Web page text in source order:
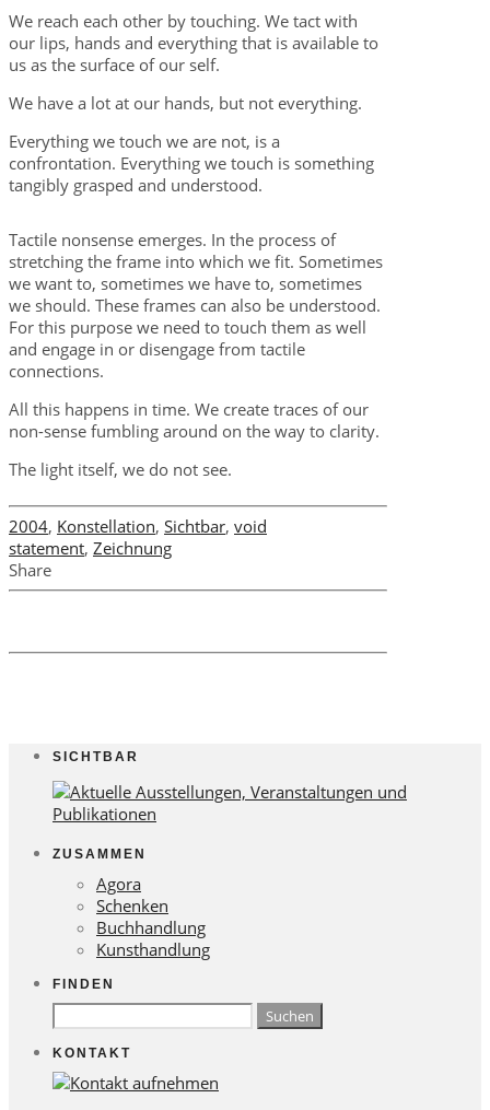
We reach each other by touching. We tact with
our lips, hands and everything that is available to
us as the surface of our self.
We have a lot at our hands, but not everything.
Everything we touch we are not, is a
confrontation. Everything we touch is something
tangibly grasped and understood.
Tactile nonsense emerges. In the process of
stretching the frame into which we fit. Sometimes
we want to, sometimes we have to, sometimes
we should. These frames can also be understood.
For this purpose we need to touch them as well
and engage in or disengage from tactile
connections.
All this happens in time. We create traces of our
non-sense fumbling around on the way to clarity.
The light itself, we do not see.
2004, Konstellation, Sichtbar, void
statement, Zeichnung
Share
SICHTBAR
ZUSAMMEN
Agora
Schenken
Buchhandlung
Kunsthandlung
FINDEN
nach:
KONTAKT